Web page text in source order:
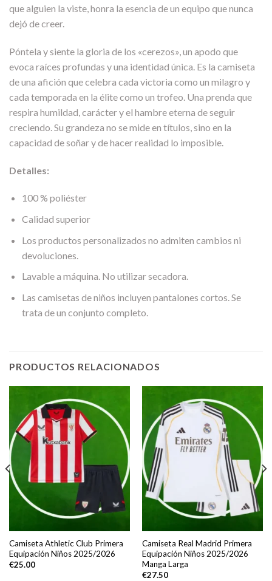
que alguien la viste, honra la esencia de un equipo que nunca
dejó de creer.
Póntela y siente la gloria de los «cerezos», un apodo que
evoca raíces profundas y una identidad única. Es la camiseta
de una afición que celebra cada victoria como un milagro y
cada temporada en la élite como un trofeo. Una prenda que
respira humildad, carácter y el hambre eterna de seguir
creciendo. Su grandeza no se mide en títulos, sino en la
capacidad de soñar y de hacer realidad lo imposible.
Detalles:
100 % poliéster
Calidad superior
Los productos personalizados no admiten cambios ni
devoluciones.
Lavable a máquina. No utilizar secadora.
Las camisetas de niños incluyen pantalones cortos. Se
trata de un conjunto completo.
PRODUCTOS RELACIONADOS
Camiseta Athletic Club Primera
Equipación Niños 2025/2026
€25.00
Camiseta Real Madrid Primera
Equipación Niños 2025/2026
Manga Larga
€27.50